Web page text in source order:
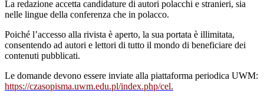
La redazione accetta candidature di autori polacchi e stranieri, sia
nelle lingue della conferenza che in polacco.
Poiché l’accesso alla rivista è aperto, la sua portata è illimitata,
consentendo ad autori e lettori di tutto il mondo di beneficiare dei
contenuti pubblicati.
Le domande devono essere inviate alla piattaforma periodica UWM:
https://czasopisma.uwm.edu.pl/index.php/cel.